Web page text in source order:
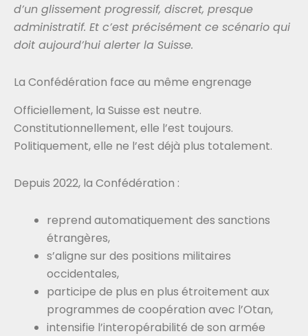
d’un glissement progressif, discret, presque
administratif. Et c’est précisément ce scénario qui
doit aujourd’hui alerter la Suisse.
La Confédération face au même engrenage
Officiellement, la Suisse est neutre.
Constitutionnellement, elle l’est toujours.
Politiquement, elle ne l’est déjà plus totalement.
Depuis 2022, la Confédération :
reprend automatiquement des sanctions
étrangères,
s’aligne sur des positions militaires
occidentales,
participe de plus en plus étroitement aux
programmes de coopération avec l’Otan,
intensifie l’interopérabilité de son armée